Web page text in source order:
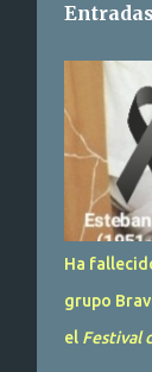
Ha
grupo
el Festival